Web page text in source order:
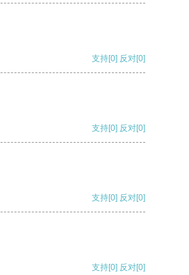
支持[0] 反对[0]
支持[0] 反对[0]
支持[0] 反对[0]
支持[0] 反对[0]